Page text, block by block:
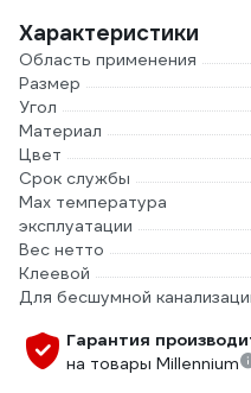
Характеристики
Область применения
Размер
Угол
Материал
Цвет
Срок службы
Max температура
эксплуатации
Вес нетто
Клеевой
Для бесшумной
Гарантия
на товары Millennium